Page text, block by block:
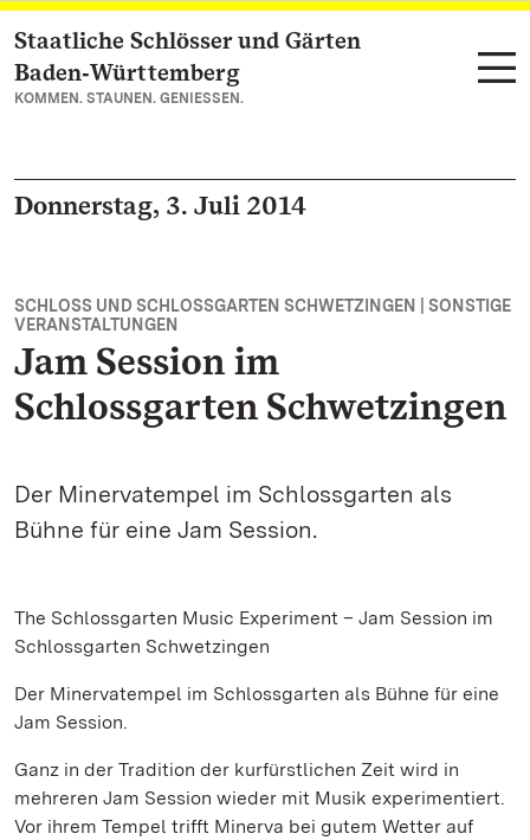
Zum Hauptinhalt springen
Staatliche Schlösser und Gärten
Baden‑Württemberg
KOMMEN. STAUNEN. GENIESSEN.
Donnerstag, 3. Juli 2014
SCHLOSS UND SCHLOSSGARTEN SCHWETZINGEN | SONSTIGE
VERANSTALTUNGEN
Jam Session im
Schlossgarten Schwetzingen
Der Minervatempel im Schlossgarten als
Bühne für eine Jam Session.
The Schlossgarten Music Experiment – Jam Session im
Schlossgarten Schwetzingen
Der Minervatempel im Schlossgarten als Bühne für eine
Jam Session.
Ganz in der Tradition der kurfürstlichen Zeit wird in
mehreren Jam Session wieder mit Musik experimentiert.
Vor ihrem Tempel trifft Minerva bei gutem Wetter auf